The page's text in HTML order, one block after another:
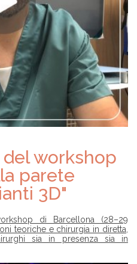
workshop
parete
3D"
di Barcellona (28–29
teoriche e chirurgia in diretta,
sia in presenza sia in